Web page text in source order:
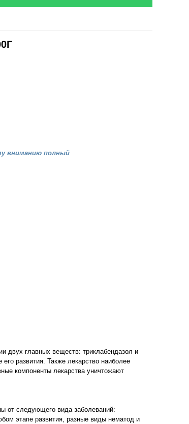
вниманию полный
двух главных веществ: триклабендазол и
развития. Также лекарство наиболее
компоненты лекарства уничтожают
тракте.
от следующего вида заболеваний:
этапе развития, разные виды нематод и